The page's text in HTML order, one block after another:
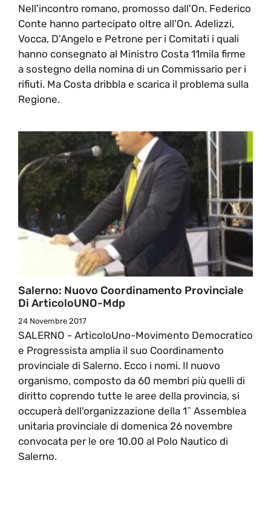
Nell'incontro romano, promosso dall'On. Federico
Conte hanno partecipato oltre all'On. Adelizzi,
Vocca, D'Angelo e Petrone per i Comitati i quali
hanno consegnato al Ministro Costa 11mila firme
a sostegno della nomina di un Commissario per i
rifiuti. Ma Costa dribbla e scarica il problema sulla
Regione.
Salerno: Nuovo Coordinamento Provinciale
Di ArticoloUNO-Mdp
24 Novembre 2017
SALERNO - ArticoloUno-Movimento Democratico
e Progressista amplia il suo Coordinamento
provinciale di Salerno. Ecco i nomi. Il nuovo
organismo, composto da 60 membri più quelli di
diritto coprendo tutte le aree della provincia, si
occuperà dell'organizzazione della 1^ Assemblea
unitaria provinciale di domenica 26 novembre
convocata per le ore 10.00 al Polo Nautico di
Salerno.